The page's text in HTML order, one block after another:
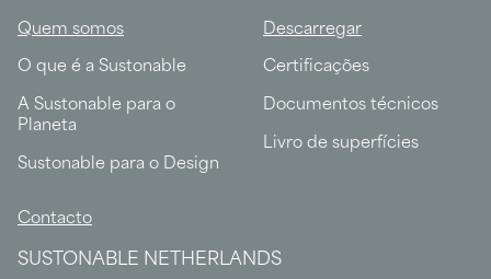
Quem somos
O que é a Sustonable
A Sustonable para o
Planeta
Sustonable para o Design
Descarregar
Certificações
Documentos técnicos
Livro de superfícies
Contacto
SUSTONABLE NETHERLANDS